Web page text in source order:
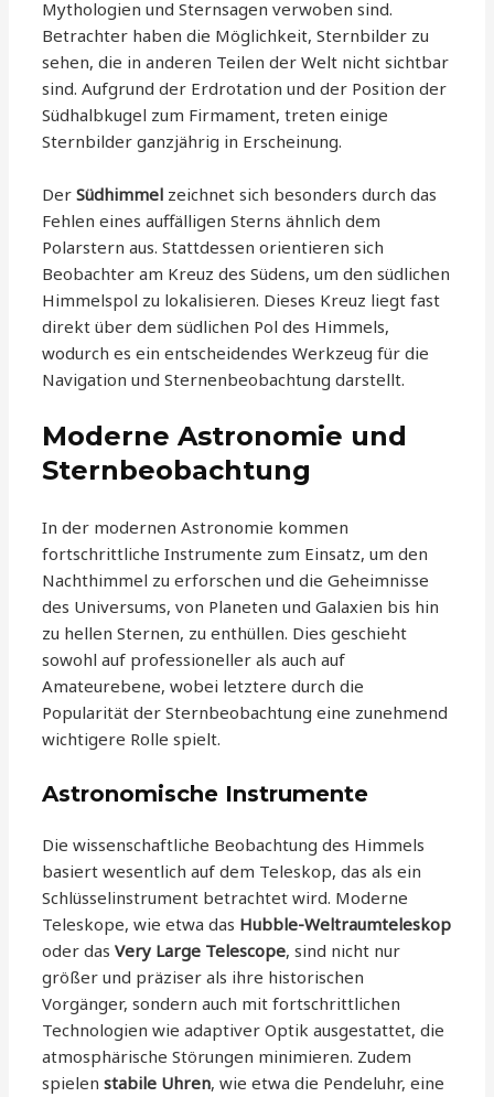
Mythologien und Sternsagen verwoben sind.
Betrachter haben die Möglichkeit, Sternbilder zu
sehen, die in anderen Teilen der Welt nicht sichtbar
sind. Aufgrund der Erdrotation und der Position der
Südhalbkugel zum Firmament, treten einige
Sternbilder ganzjährig in Erscheinung.
DerSüdhimmel zeichnet sich besonders durch das
Fehlen eines auffälligen Sterns ähnlich dem
Polarstern aus. Stattdessen orientieren sich
Beobachter am Kreuz des Südens, um den südlichen
Himmelspol zu lokalisieren. Dieses Kreuz liegt fast
direkt über dem südlichen Pol des Himmels,
wodurch es ein entscheidendes Werkzeug für die
Navigation und Sternenbeobachtung darstellt.
Moderne Astronomie und
Sternbeobachtung
In der modernen Astronomie kommen
fortschrittliche Instrumente zum Einsatz, um den
Nachthimmel zu erforschen und die Geheimnisse
des Universums, von Planeten und Galaxien bis hin
zu hellen Sternen, zu enthüllen. Dies geschieht
sowohl auf professioneller als auch auf
Amateurebene, wobei letztere durch die
Popularität der Sternbeobachtung eine zunehmend
wichtigere Rolle spielt.
Astronomische Instrumente
Die wissenschaftliche Beobachtung des Himmels
basiert wesentlich auf dem Teleskop, das als ein
Schlüsselinstrument betrachtet wird. Moderne
Teleskope, wie etwa das Hubble-Weltraumteleskop
oder dasVery Large Telescope, sind nicht nur
größer und präziser als ihre historischen
Vorgänger, sondern auch mit fortschrittlichen
Technologien wie adaptiver Optik ausgestattet, die
atmosphärische Störungen minimieren. Zudem
spielenstabile Uhren, wie etwa die Pendeluhr, eine